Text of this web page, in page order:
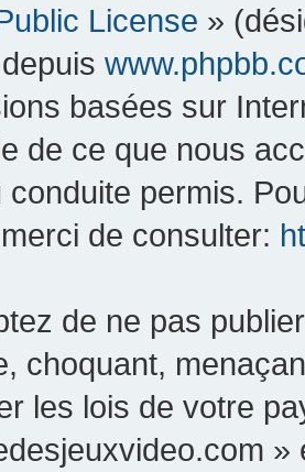
License »
basées sur
de ce que nous
conduite permis.
de consulter:
de ne pas
choquant,
les lois de votre